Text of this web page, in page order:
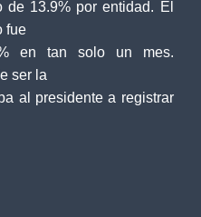
de 13.9% por entidad. El
fue
en tan solo un mes.
ser la
al presidente a registrar